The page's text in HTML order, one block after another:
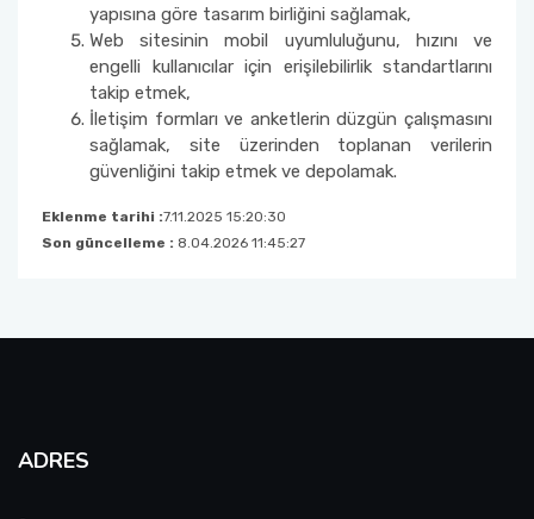
yapısına göre tasarım birliğini sağlamak,
Web sitesinin mobil uyumluluğunu, hızını ve
engelli kullanıcılar için erişilebilirlik standartlarını
takip etmek,
İletişim formları ve anketlerin düzgün çalışmasını
sağlamak, site üzerinden toplanan verilerin
güvenliğini takip etmek ve depolamak.
Eklenme tarihi :7.11.2025 15:20:30
Son güncelleme : 8.04.2026 11:45:27
ADRES
Eğitim-Öğretim Alt Yapı ve Bilgisayar
Laboratuvar Komisyonu
Projeler ve Kurum Desteği/Bütçe Komisyonu
Kütüphane ve Dokümantasyon Komisyonu
Bölüm Bilimsel Aktivite Takip Komisyonu
Panolar ve Görsel Duyurular Komisyonu